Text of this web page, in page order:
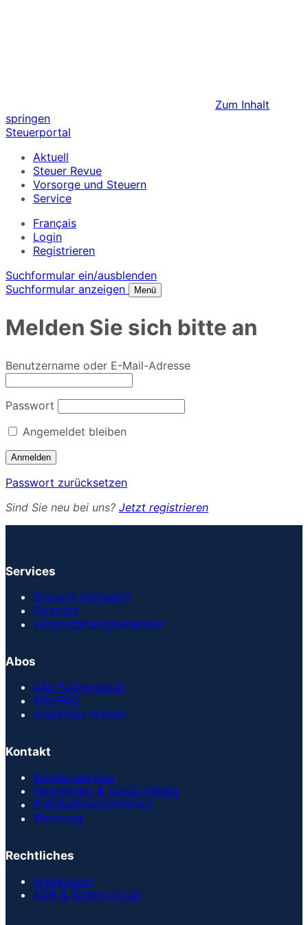
Zum Inhalt
springen
Steuerportal
Aktuell
Steuer Revue
Vorsorge und Steuern
Service
Français
Login
Registrieren
Suchformular ein/ausblenden
Suchformular anzeigen
Menü
Melden Sie sich bitte an
Benutzername oder E-Mail-Adresse
Passwort
Angemeldet bleiben
Passwort zurücksetzen
Sind Sie neu bei uns? Jetzt registrieren
Services
Steuern kompakt!
Gesetze
Veranstaltungskalender
Abos
Alle Fachmodule
Info/FAQ
Kostenlos testen
Kontakt
Kundenservice
Newsletter & Social Media
Publikationsrichtlinien
Werbung
Rechtliches
Impressum
AGB & Datenschutz